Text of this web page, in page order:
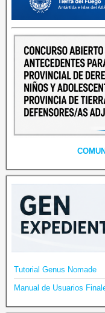
Tutorial Genus Nomade
Manual de Usuarios